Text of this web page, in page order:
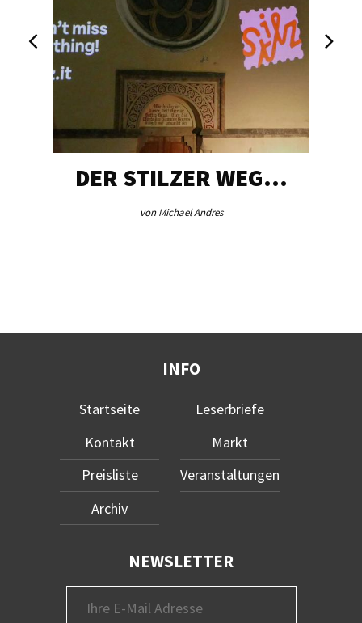
DER STILZER WEG…
von Michael Andres
INFO
Startseite
Kontakt
Preisliste
Archiv
Leserbriefe
Markt
Veranstaltungen
NEWSLETTER